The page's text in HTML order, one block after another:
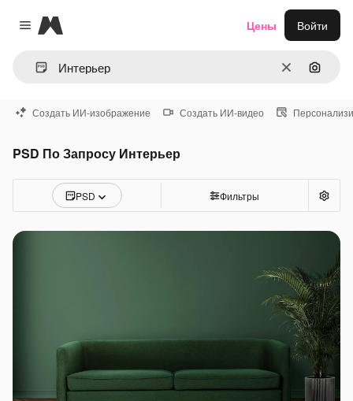
Close menu
Magnific
ОчиститьПоиск
Цены Войти
Создать ИИ-изображение Создать ИИ-видео
PSD По Запросу Интерьер
PSD Фильтры